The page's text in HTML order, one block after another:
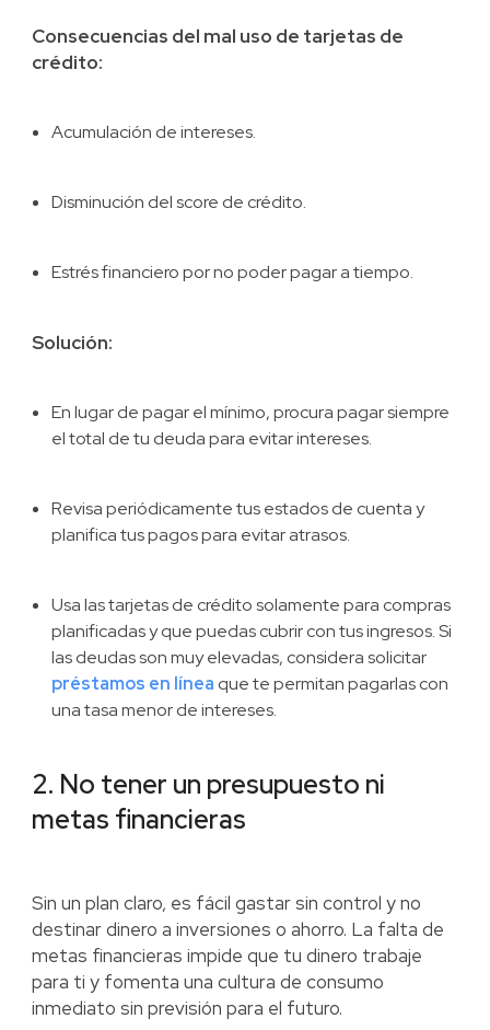
Consecuencias del mal uso de tarjetas de
crédito:
Acumulación de intereses.
Disminución del score de crédito.
Estrés financiero por no poder pagar a tiempo.
Solución:
En lugar de pagar el mínimo, procura pagar siempre
el total de tu deuda para evitar intereses.
Revisa periódicamente tus estados de cuenta y
planifica tus pagos para evitar atrasos.
Usa las tarjetas de crédito solamente para compras
planificadas y que puedas cubrir con tus ingresos. Si
las deudas son muy elevadas, considera solicitar
préstamos en línea que te permitan pagarlas con
una tasa menor de intereses.
2. No tener un presupuesto ni
metas financieras
Sin un plan claro, es fácil gastar sin control y no
destinar dinero a inversiones o ahorro. La falta de
metas financieras impide que tu dinero trabaje
para ti y fomenta una cultura de consumo
inmediato sin previsión para el futuro.